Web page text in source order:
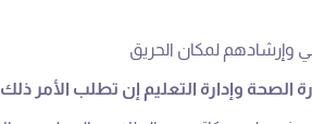
الصحة وإدارة التعليم إن تطلب الأمر ذلك